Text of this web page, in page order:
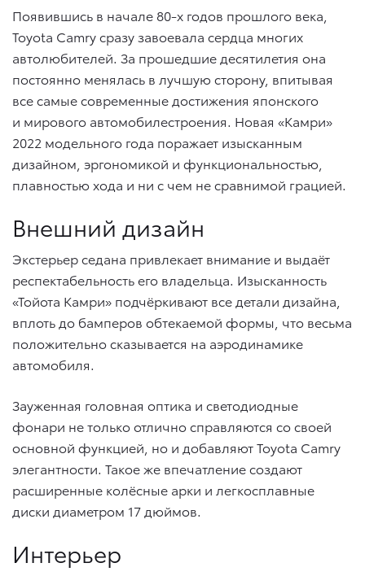
Появившись в начале 80-х годов прошлого века,
Toyota Camry сразу завоевала сердца многих
автолюбителей. За прошедшие десятилетия она
постоянно менялась в лучшую сторону, впитывая
все самые современные достижения японского
и мирового автомобилестроения. Новая «Камри»
2022 модельного года поражает изысканным
дизайном, эргономикой и функциональностью,
плавностью хода и ни с чем не сравнимой грацией.
Внешний дизайн
Экстерьер седана привлекает внимание и выдаёт
респектабельность его владельца. Изысканность
«Тойота Камри» подчёркивают все детали дизайна,
вплоть до бамперов обтекаемой формы, что весьма
положительно сказывается на аэродинамике
автомобиля.
Зауженная головная оптика и светодиодные
фонари не только отлично справляются со своей
основной функцией, но и добавляют Toyota Camry
элегантности. Такое же впечатление создают
расширенные колёсные арки и легкосплавные
диски диаметром 17 дюймов.
Интерьер